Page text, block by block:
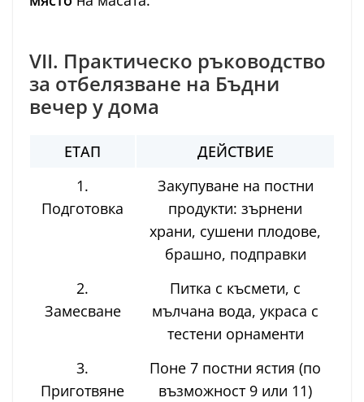
VII. Практическо ръководство
за отбелязване на Бъдни
вечер у дома
ЕТАП
ДЕЙСТВИЕ
1.
Подготовка
Закупуване на постни
продукти: зърнени
храни, сушени плодове,
брашно, подправки
2.
Замесване
Питка с късмети, с
мълчана вода, украса с
тестени орнаменти
3.
Приготвяне
Поне 7 постни ястия (по
възможност 9 или 11)